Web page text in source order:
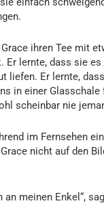
ihren Tee mit
Er lernte, dass sie
liefen. Er lernte,
in einer Glasschale
scheinbar nie
im Fernsehen
nicht auf den
an meinen Enkel“,